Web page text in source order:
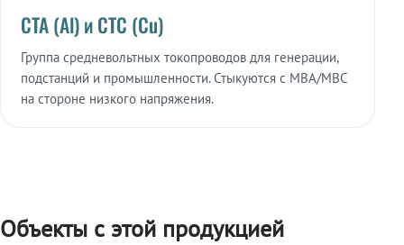
СТА (Al) и СТС (Cu)
Группа средневольтных токопроводов для генерации,
подстанций и промышленности. Стыкуются с МВА/МВС
на стороне низкого напряжения.
Объекты с этой продукцией